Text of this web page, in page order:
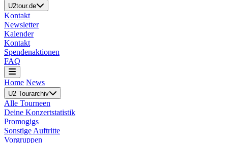
U2tour.de
Kontakt
Newsletter
Kalender
Kontakt
Spendenaktionen
FAQ
Home News
U2 Tourarchiv
Alle Tourneen
Deine Konzertstatistik
Promogigs
Sonstige Auftritte
Vorgruppen